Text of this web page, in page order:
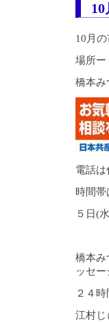
10月
場所ー
橋本み
電話は
時間帯
５日(
橋本み
ッセ
２４
江村じ